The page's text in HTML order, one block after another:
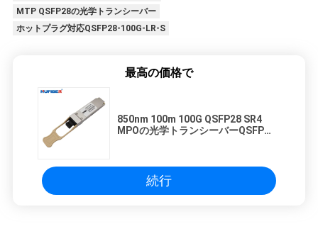
MTP QSFP28の光学トランシーバー
ホットプラグ対応QSFP28-100G-LR-S
最高の価格で
850nm 100m 100G QSFP28 SR4
MPOの光学トランシーバーQSFPモ
続行